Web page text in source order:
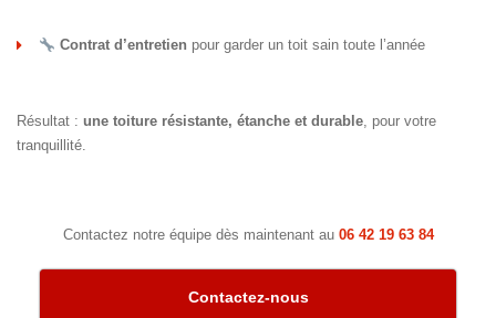
Contrat d’entretien pour garder un toit sain toute l’année
Résultat : une toiture résistante, étanche et durable, pour votre
tranquillité.
Contactez notre équipe dès maintenant au 06 42 19 63 84
Contactez-nous